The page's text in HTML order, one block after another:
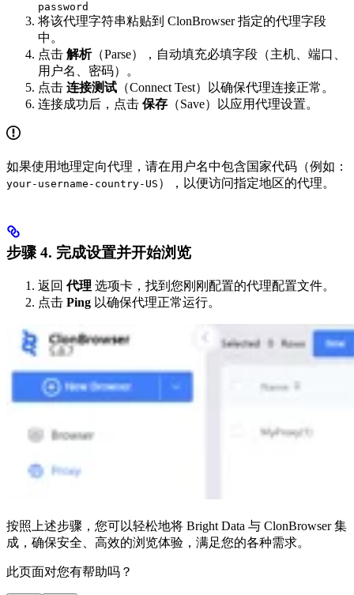
password
将该代理字符串粘贴到 ClonBrowser 指定的代理字段
中。
点击 解析（Parse），自动填充必填字段（主机、端口、
用户名、密码）。
点击 连接测试 （Connect Test）以确保代理连接正常。
连接成功后，点击 保存 （Save）以应用代理设置。
如果使用地理定向代理，请在用户名中包含国家代码（例如：
your-username-country-US ），以便访问指定地区的代理。
步骤 4. 完成设置并开始浏览
返回代理 选项卡，找到您刚刚配置的代理配置文件。
点击 Ping 以确保代理正常运行。
按照上述步骤，您可以轻松地将 Bright Data 与 ClonBrowser 集
成，确保安全、高效的浏览体验，满足您的各种需求。
此页面对您有帮助吗？